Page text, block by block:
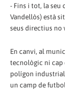
- Fins i tot, la seu
Vandellòs) està
seus directius no
En canvi, al
tecnològic ni cap
polígon industrial
un camp de